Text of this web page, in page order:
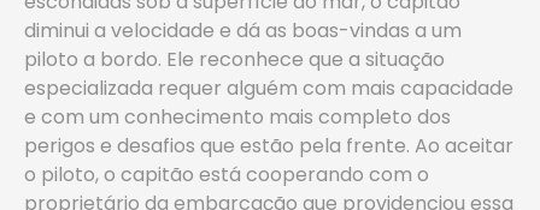
diminui a velocidade e dá as boas-vindas a um
piloto a bordo. Ele reconhece que a situação
especializada requer alguém com mais capacidade
e com um conhecimento mais completo dos
perigos e desafios que estão pela frente. Ao aceitar
o piloto, o capitão está cooperando com o
proprietário da embarcação que providenciou essa